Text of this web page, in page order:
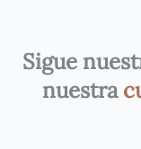
Sigue
nuestra